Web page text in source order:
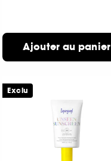
Ajouter au panier
Exclu